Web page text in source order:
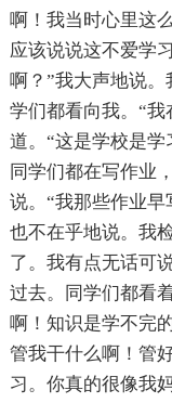
啊！我当时心里这
应该说说这不爱学
啊？”我大声地说。
学们都看向我。“
道。“这是学校是学
同学们都在写作业
说。“我那些作业
也不在乎地说。我
了。我有点无话可
过去。同学们都看
啊！知识是学不完
管我干什么啊！管
习。你真的很像我